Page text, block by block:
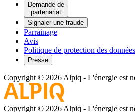
Demande de
partenariat
Signaler une fraude
Parrainage
Avis
Politique de protection des données
Presse
Copyright © 2026 Alpiq - L'énergie est
Copyright © 2026 Alpiq - L'énergie est